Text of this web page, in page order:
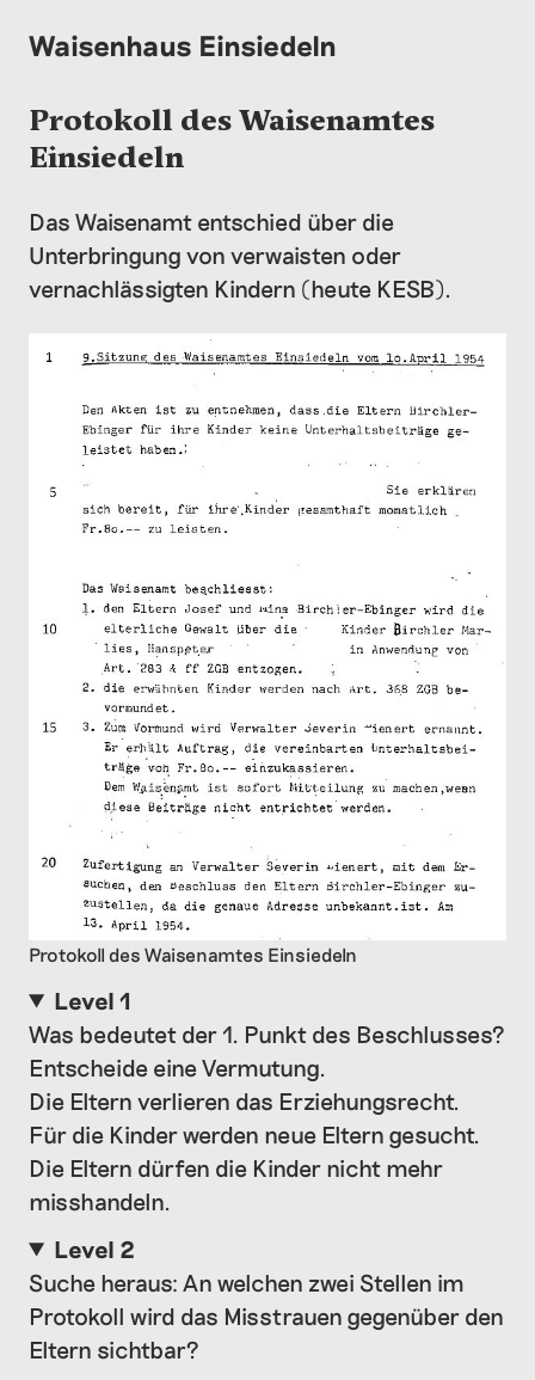
Waisenhaus Einsiedeln
Protokoll des Waisenamtes
Einsiedeln
Das Waisenamt entschied über die
Unterbringung von verwaisten oder
vernachlässigten Kindern (heute KESB).
Protokoll des Waisenamtes Einsiedeln
Level 1
Was bedeutet der 1. Punkt des Beschlusses?
Entscheide eine Vermutung.
Die Eltern verlieren das Erziehungsrecht.
Für die Kinder werden neue Eltern gesucht.
Die Eltern dürfen die Kinder nicht mehr
misshandeln.
Level 2
Suche heraus: An welchen zwei Stellen im
Protokoll wird das Misstrauen gegenüber den
Eltern sichtbar?